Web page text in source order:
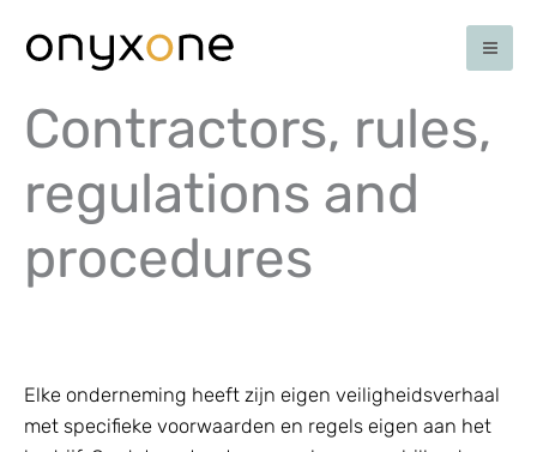
Contractors, rules,
regulations and
procedures
Elke onderneming heeft zijn eigen veiligheidsverhaal
met specifieke voorwaarden en regels eigen aan het